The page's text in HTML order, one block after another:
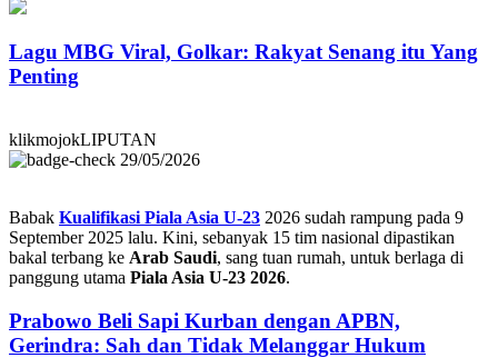
Lagu MBG Viral, Golkar: Rakyat Senang itu Yang
Penting
klikmojokLIPUTAN
29/05/2026
Babak Kualifikasi Piala Asia U-23 2026 sudah rampung pada 9
September 2025 lalu. Kini, sebanyak 15 tim nasional dipastikan
bakal terbang ke Arab Saudi, sang tuan rumah, untuk berlaga di
panggung utama Piala Asia U-23 2026.
Prabowo Beli Sapi Kurban dengan APBN,
Gerindra: Sah dan Tidak Melanggar Hukum